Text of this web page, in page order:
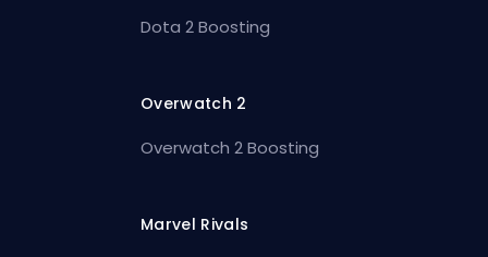
Dota 2 Boosting
Overwatch 2
Overwatch 2 Boosting
Marvel Rivals